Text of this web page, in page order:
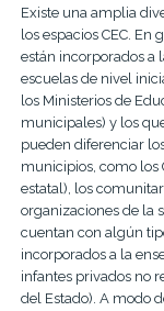
Existe una amplia
los espacios CEC.
están incorporados a
escuelas de nivel
los Ministerios de
municipales) y los
pueden diferenciar
municipios, como los
estatal), los
organizaciones de la
cuentan con algún
incorporados a la
infantes privados no
del Estado). A modo